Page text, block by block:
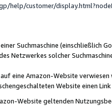
help/customer/
Suchmaschine (einschließlich
Netzwerkes solcher
eine Amazon-Website
Website einen
Website geltenden